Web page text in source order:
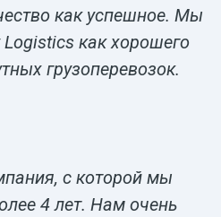
как успешное. Мы
как хорошего
грузоперевозок.
с которой мы
4 лет. Нам очень